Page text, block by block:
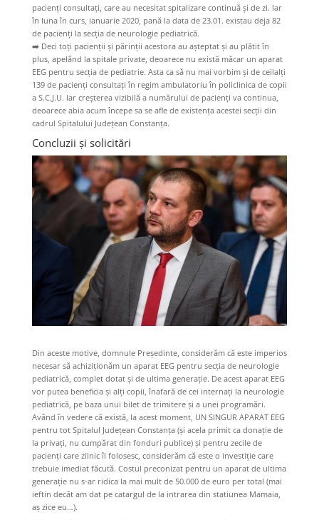
pacienți consultați, care au necesitat spitalizare continuă și de zi. Iar
în luna în curs, ianuarie 2020, pană la data de 23.01. existau deja 82
de pacienți la secția de neurologie pediatrică.
➡️Deci toți pacienții și părinții acestora au așteptat și au plătit în
plus, apelând la spitale private, deoarece nu există măcar un aparat
EEG pentru secția de pediatrie. Asta ca să nu mai vorbim și de ceilalți
139 de pacienți consultați în regim ambulatoriu în policlinica de copii
a S.C.J.U. Iar creșterea vizibilă a numărului de pacienți va continua,
deoarece abia acum începe sa se afle de existența acestei secții din
cadrul Spitalului Județean Constanța.
Concluzii și solicitări
Din aceste motive, domnule Președinte, considerăm că este imperios
necesar să achiziționăm un aparat EEG pentru secția de neurologie
pediatrică, complet dotat și de ultima generație. De acest aparat EEG
vor putea beneficia și alți copii, înafară de cei internați la neurologie
pediatrică, pe baza unui bilet de trimitere și a unei programări.
Având în vedere că există, la acest moment, UN SINGUR APARAT EEG
pentru tot Spitalul Județean Constanța (și acela primit ca donație de
la privați, nu cumpărat din fonduri publice) și pentru zecile de
pacienți care zilnic îl folosesc, considerăm că este o investiție care
trebuie imediat făcută. Costul preconizat pentru un aparat de ultima
generație nu s-ar ridica la mai mult de 50.000 de euro per total (mai
ieftin decât am dat pe catargul de la intrarea din statiunea Mamaia,
aș zice eu…).